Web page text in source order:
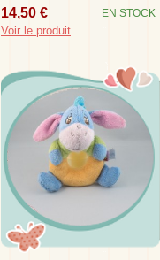
Gris Etoiles Sos
14,50 € EN STOCK
Voir le produit